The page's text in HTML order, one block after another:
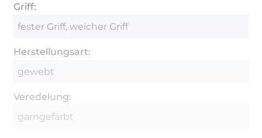
Griff:
fester Griff, weicher Griff
Herstellungsart:
gewebt
Veredelung:
garngefärbt